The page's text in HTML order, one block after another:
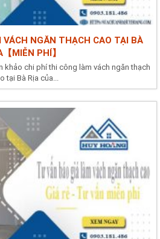
NGĂN THẠCH CAO TẠI BÀ
【MIỄN PHÍ】
khảo chi phí thi công làm vách ngăn thạch
tại Bà Rịa của...